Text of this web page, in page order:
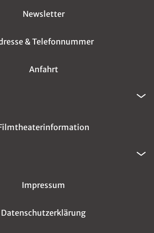
Newsletter
& Telefonnummer
Anfahrt
Impressum
Datenschutzerklärung